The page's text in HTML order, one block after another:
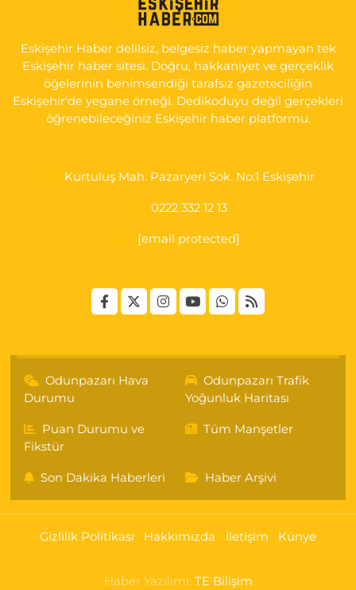
İSTİKLAL MAH. ŞAİR FUZULİ CAD. NO:35 A HAVA HASTANESİ
KARŞI KÖŞESİ ŞAİR FUZULİ AİLE SAĞLIĞI MERKEZİ KARŞISI
0 (222) 230 11 31 Yol Tarifi Al
Eskişehir Haber delilsiz, belgesiz haber yapmayan tek
Eskişehir haber sitesi. Doğru, hakkaniyet ve gerçeklik
öğelerinin benimsendiği tarafsız gazeteciliğin
Eskişehir'de yegane örneği. Dedikoduyu değil gerçekleri
öğrenebileceğiniz Eskişehir haber platformu.
Kurtuluş Mah. Pazaryeri Sok. No:1 Eskişehir
0222 332 12 13
[email protected]
Odunpazarı Hava
Durumu
Odunpazarı Trafik
Yoğunluk Haritası
Puan Durumu ve
Fikstür
Tüm Manşetler
Son Dakika Haberleri Haber Arşivi
Gizlilik Politikası Hakkımızda İletişim Künye
Haber Yazılımı: TE Bilişim